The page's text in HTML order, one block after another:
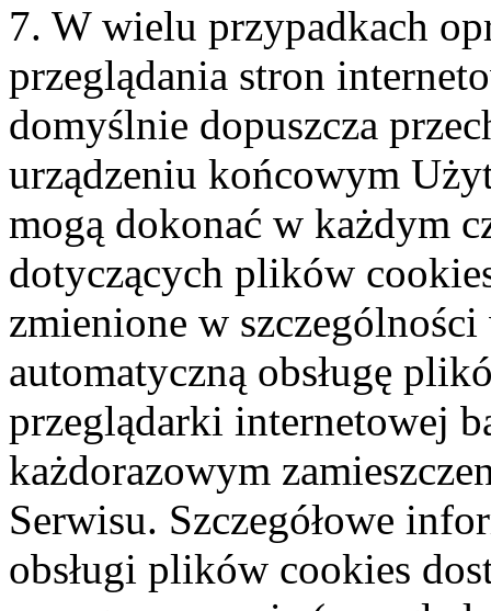
7. W wielu przypadkach
przeglądania stron
domyślnie dopuszcza
urządzeniu końcowym
mogą dokonać w każdym
dotyczących plików
zmienione w
automatyczną obsługę
przeglądarki internetowej
każdorazowym
Serwisu. Szczegółowe
obsługi plików cookies